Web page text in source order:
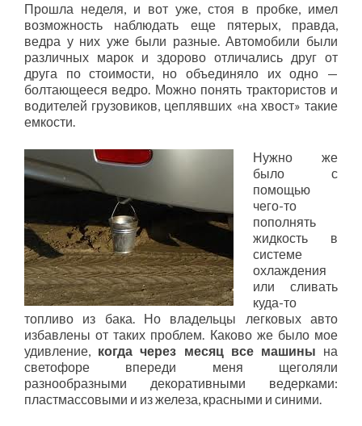
Прошла неделя, и вот уже, стоя в пробке, имел
возможность наблюдать еще пятерых, правда,
ведра у них уже были разные. Автомобили были
различных марок и здорово отличались друг от
друга по стоимости, но объединяло их одно —
болтающееся ведро. Можно понять трактористов и
водителей грузовиков, цеплявших «на хвост» такие
емкости.
Нужно же
было с
помощью
чего-то
пополнять
жидкость в
системе
охлаждения
или сливать
куда-то
топливо из бака. Но владельцы легковых авто
избавлены от таких проблем. Каково же было мое
удивление, когда через месяц все машины на
светофоре впереди меня щеголяли
разнообразными декоративными ведерками:
пластмассовыми и из железа, красными и синими.